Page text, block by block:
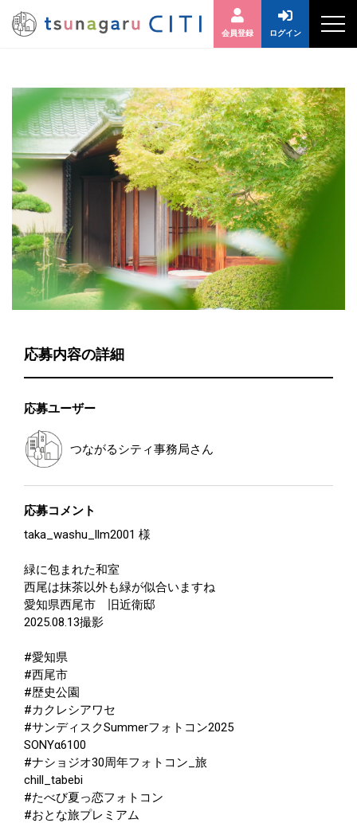
会員登録 ログイン
応募内容の詳細
応募ユーザー
つながるシティ事務局さん
応募コメント
taka_washu_llm2001 様
緑に包まれた和室
西尾は抹茶以外も緑が似合いますね
愛知県西尾市 旧近衛邸
2025.08.13撮影
#愛知県
#西尾市
#歴史公園
#カクレシアワセ
#サンディスクSummerフォトコン2025
SONYα6100
#ナショジオ30周年フォトコン_旅
chill_tabebi
#たべび夏っ恋フォトコン
#おとな旅プレミアム